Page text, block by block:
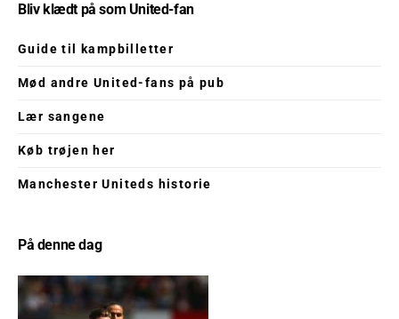
Bliv klædt på som United-fan
Guide til kampbilletter
Mød andre United-fans på pub
Lær sangene
Køb trøjen her
Manchester Uniteds historie
På denne dag